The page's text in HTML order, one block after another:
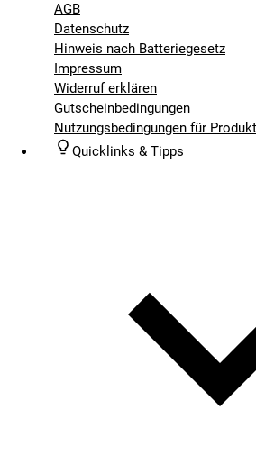
AGB
Datenschutz
Hinweis nach Batteriegesetz
Impressum
Widerruf erklären
Gutscheinbedingungen
Nutzungsbedingungen für
Quicklinks & Tipps